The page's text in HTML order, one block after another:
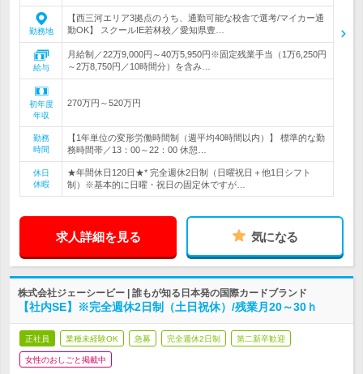
勤務地
【西三河エリア3拠点のうち、通勤可能な校舎で選考/マイカー通
勤OK】 スクールIE若林校／愛知県豊…
給与
月給制／22万9,000円～40万5,950円※固定残業手当（1万6,250円
～2万8,750円／10時間分）を含み…
初年度
年収
270万円～520万円
勤務
時間
【1年単位の変形労働時間制（週平均40時間以内）】 標準的な勤
務時間帯／13：00～22：00 休憩…
休日
休暇
★年間休日120日★* 完全週休2日制（日曜祝日＋他1日シフト
制）※基本的に日曜・祝日の固定休ですが…
求人詳細を見る 気になる
株式会社ジェーシービー | 誰もが知る日本発の国際カードブランド
【社内SE】※完全週休2日制（土日祝休）/残業月20～30ｈ
正社員 業種未経験OK 急募 完全週休2日制 第二新卒歓迎
女性のおしごと掲載中